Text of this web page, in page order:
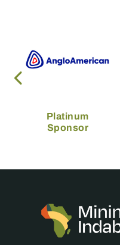
Platinum
Sponsor